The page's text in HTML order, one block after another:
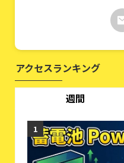
アクセスランキング
週間